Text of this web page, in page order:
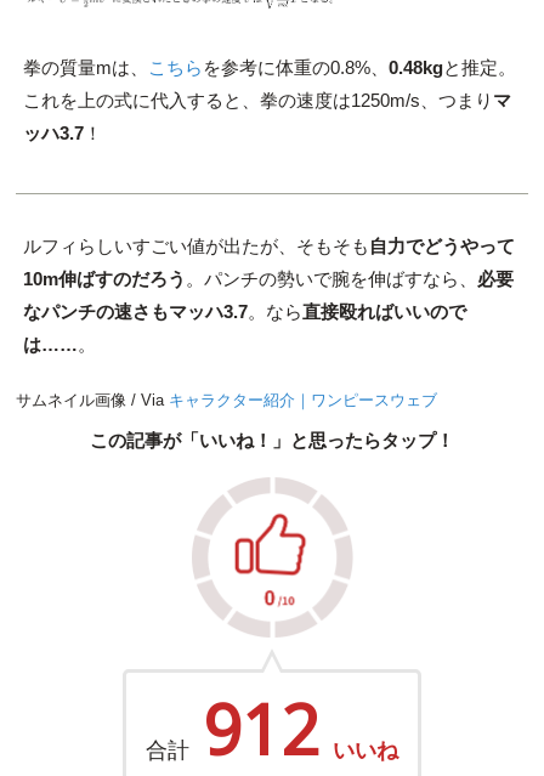
拳の質量mは、 こちら を参考に体重の0.8%、 0.48kgと推定。
これを上の式に代入すると、拳の速度は1250m/s、つまり マ
ッハ3.7！
ルフィらしいすごい値が出たが、そもそも 自力でどうやって
10m伸ばすのだろう 。パンチの勢いで腕を伸ばすなら、 必要
なパンチの速さもマッハ3.7。なら直接殴ればいいので
は……。
サムネイル画像 / Via キャラクター紹介｜ワンピースウェブ
この記事が「いいね！」と思ったらタップ！
合計 912 いいね